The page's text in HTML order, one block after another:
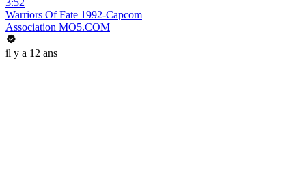
3:52
Warriors Of Fate 1992-Capcom
Association MO5.COM
il y a 12 ans